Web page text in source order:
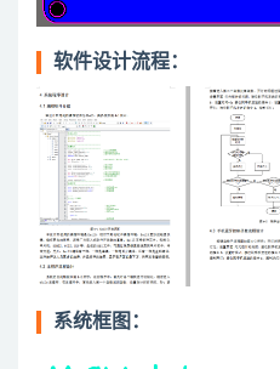
软件设计流程：
系统框图：